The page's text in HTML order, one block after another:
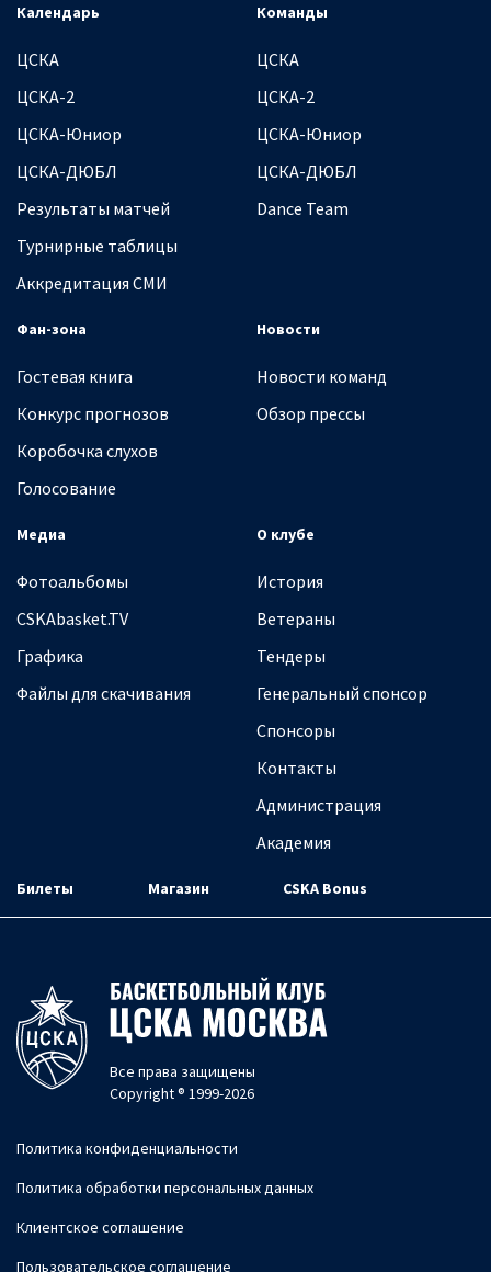
Календарь
ЦСКА
ЦСКА-2
ЦСКА-Юниор
ЦСКА-ДЮБЛ
Результаты матчей
Турнирные таблицы
Аккредитация СМИ
Команды
ЦСКА
ЦСКА-2
ЦСКА-Юниор
ЦСКА-ДЮБЛ
Dance Team
Фан-зона
Гостевая книга
Конкурс прогнозов
Коробочка слухов
Голосование
Новости
Новости команд
Обзор прессы
Медиа
Фотоальбомы
CSKAbasket.TV
Графика
Файлы для скачивания
О клубе
История
Ветераны
Тендеры
Генеральный спонсор
Спонсоры
Контакты
Администрация
Академия
Билеты Магазин CSKA Bonus
Все права защищены
Copyright ® 1999-2026
Политика конфиденциальности
Политика обработки персональных данных
Клиентское соглашение
Пользовательское соглашение